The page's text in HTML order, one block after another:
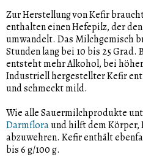
Zur Herstellung von Kefir
enthalten einen Hefepilz, der
umwandelt. Das Milchgemisch
Stunden lang bei 10 bis 25
entsteht mehr Alkohol, bei
Industriell hergestellter Kefir
und schmeckt mild.
Wie alle Sauermilchprodukte
Darmfloraund hilft dem
abzuwehren. Kefir enthält
bis 6 g/100 g.